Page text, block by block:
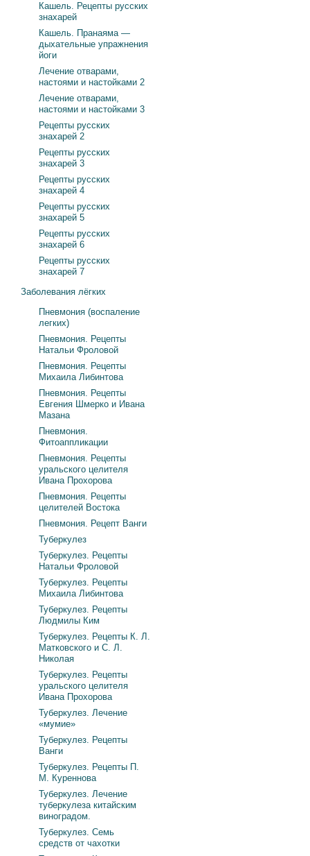
Кашель. Рецепты русских
знахарей
Кашель. Пранаяма —
дыхательные упражнения
йоги
Лечение отварами,
настоями и настойками 2
Лечение отварами,
настоями и настойками 3
Рецепты русских
знахарей 2
Рецепты русских
знахарей 3
Рецепты русских
знахарей 4
Рецепты русских
знахарей 5
Рецепты русских
знахарей 6
Рецепты русских
знахарей 7
Заболевания лёгких
Пневмония (воспаление
легких)
Пневмония. Рецепты
Натальи Фроловой
Пневмония. Рецепты
Михаила Либинтова
Пневмония. Рецепты
Евгения Шмерко и Ивана
Мазана
Пневмония.
Фитоаппликации
Пневмония. Рецепты
уральского целителя
Ивана Прохорова
Пневмония. Рецепты
целителей Востока
Пневмония. Рецепт Ванги
Туберкулез
Туберкулез. Рецепты
Натальи Фроловой
Туберкулез. Рецепты
Михаила Либинтова
Туберкулез. Рецепты
Людмилы Ким
Туберкулез. Рецепты К. Л.
Матковского и С. Л.
Николая
Туберкулез. Рецепты
уральского целителя
Ивана Прохорова
Туберкулез. Лечение
«мумие»
Туберкулез. Рецепты
Ванги
Туберкулез. Рецепты П.
М. Куреннова
Туберкулез. Лечение
туберкулеза китайским
виноградом.
Туберкулез. Семь
средств от чахотки